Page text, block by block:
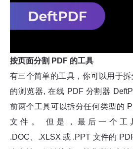
按页面分割 PDF 的工具
有三个简单的工具，你可以用于
的浏览器, 在线 PDF 分割器
前两个工具可以拆分任何类型的
文件。 但是，最后一个工
.DOC、.XLSX 或 .PPT 文件的